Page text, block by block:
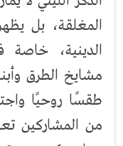
المغلقة، بل
الدينية،
مشايخ الطرق
طقسًا روحيًا
من المشاركين